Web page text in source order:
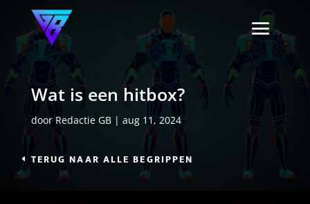
Wat is een hitbox?
doorRedactie GB| aug 11, 2024
TERUG NAAR ALLE BEGRIPPEN